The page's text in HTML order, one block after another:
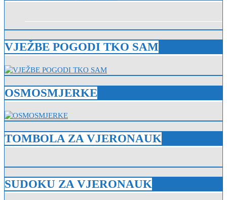
VJEŽBE POGODI TKO SAM
OSMOSMJERKE
TOMBOLA ZA VJERONAUK
SUDOKU ZA VJERONAUK